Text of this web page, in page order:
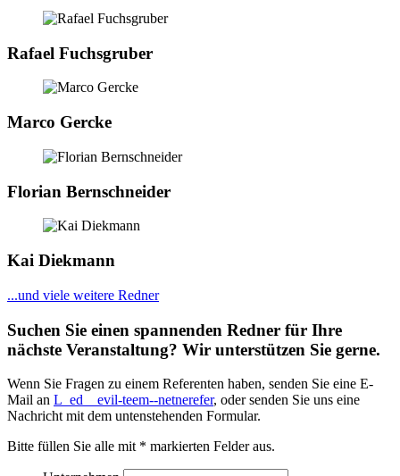
Rafael Fuchsgruber
Marco Gercke
Florian Bernschneider
Kai Diekmann
...und viele weitere Redner
Suchen Sie einen spannenden Redner für Ihre
nächste Veranstaltung? Wir unterstützen Sie gerne.
Wenn Sie Fragen zu einem Referenten haben, senden Sie eine E-
Mail an L_ed__evil-teem--netnerefer, oder senden Sie uns eine
Nachricht mit dem untenstehenden Formular.
Bitte füllen Sie alle mit * markierten Felder aus.